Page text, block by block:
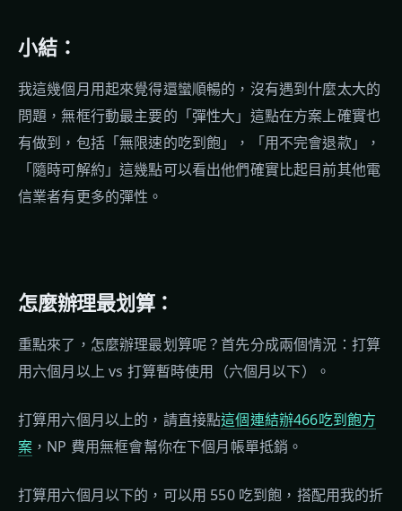
小結：
我這幾個月用起來覺得還蠻順暢的，沒有遇到什麼太大的
問題，無框行動最主要的「彈性大」這點在方案上確實也
有做到，包括「無限速的吃到飽」，「用不完會退款」，
「隨時可解約」這幾點可以看出他們確實比起目前其他電
信業者有更多的彈性。
怎麼辦理最划算：
重點來了，怎麼辦理最划算呢？首先分成兩個情況：打算
用六個月以上 vs 打算暫時使用（六個月以下）。
打算用六個月以上的，請直接點這個連結辦466吃到飽方
案 ，NP 費用無框會幫你在下個月帳單抵銷。
打算用六個月以下的，可以用 550 吃到飽，搭配用我的折